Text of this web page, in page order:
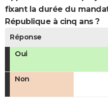
fixant la durée du
République à cinq ans ?
Réponse
Oui
Non